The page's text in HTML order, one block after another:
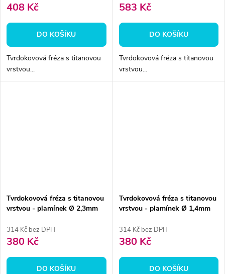
408 Kč
DO KOŠÍKU
Tvrdokovová fréza s titanovou
vrstvou...
583 Kč
DO KOŠÍKU
Tvrdokovová fréza s titanovou
vrstvou...
Tvrdokovová fréza s titanovou
vrstvou - plamínek Ø 2,3mm
314 Kč bez DPH
380 Kč
DO KOŠÍKU
Tvrdokovová fréza s titanovou
vrstvou - plamínek Ø 1,4mm
314 Kč bez DPH
380 Kč
DO KOŠÍKU